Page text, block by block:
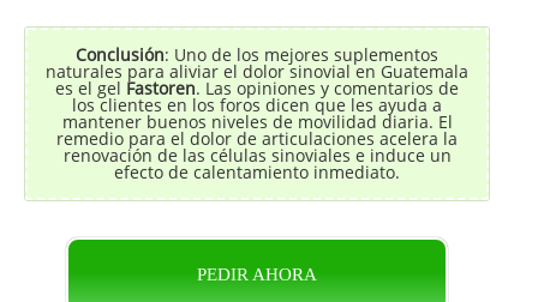
Conclusión: Uno de los mejores suplementos
naturales para aliviar el dolor sinovial en Guatemala
es el gel Fastoren. Las opiniones y comentarios de
los clientes en los foros dicen que les ayuda a
mantener buenos niveles de movilidad diaria. El
remedio para el dolor de articulaciones acelera la
renovación de las células sinoviales e induce un
efecto de calentamiento inmediato.
PEDIR AHORA